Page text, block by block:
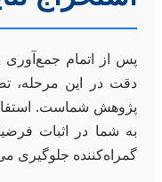
پس از اتمام جمع‌آوری
دقت در این مرحله،
پژوهش شماست.
به شما در اثبات
گمراه‌کننده جلوگیری